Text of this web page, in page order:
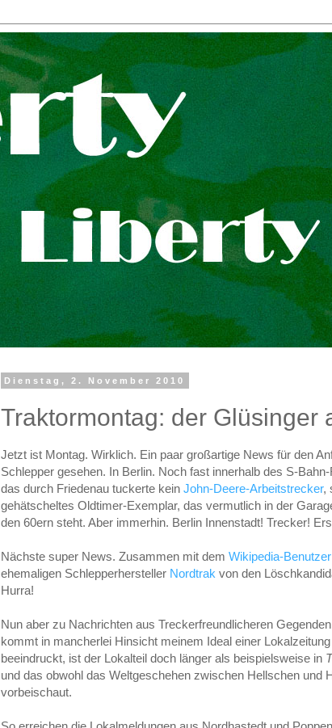
Dienstag, 2. November 2010
Traktormontag: der Glüsinger
Jetzt ist Montag. Wirklich. Ein paar großartige News für den
Schlepper gesehen. In Berlin. Noch fast innerhalb des S-
das durch Friedenau tuckerte kein John-Deere-Arbeitstrecker,
gehätscheltes Oldtimer-Exemplar, das vermutlich in der
den 60ern steht. Aber immerhin. Berlin Innenstadt! Trecker!
Nächste super News. Zusammen mit dem Wikipedia-
ehemaligen Schlepperhersteller Nordtrak von den
Hurra!
Nun aber zu Nachrichten aus Treckerfreundlicheren
kommt in mancherlei Hinsicht meinem Ideal einer
beeindruckt, ist der Lokalteil doch länger als beispielsweise in
und das obwohl das Weltgeschehen zwischen Hellschen und
vorbeischaut.